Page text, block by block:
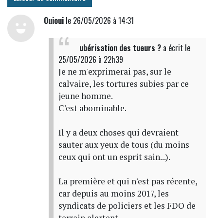
Ouiouile 26/05/2026 à 14:31
ubérisation des tueurs ?a écrit le
25/05/2026 à 22h39
Je ne m'exprimerai pas, sur le
calvaire, les tortures subies par ce
jeune homme.
C'est abominable.
Il y a deux choses qui devraient
sauter aux yeux de tous (du moins
ceux qui ont un esprit sain...).
La première et qui n'est pas récente,
car depuis au moins 2017, les
syndicats de policiers et les FDO de